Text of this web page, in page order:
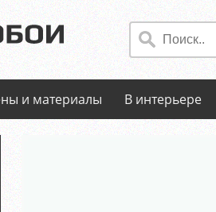
и материалы В интерьере